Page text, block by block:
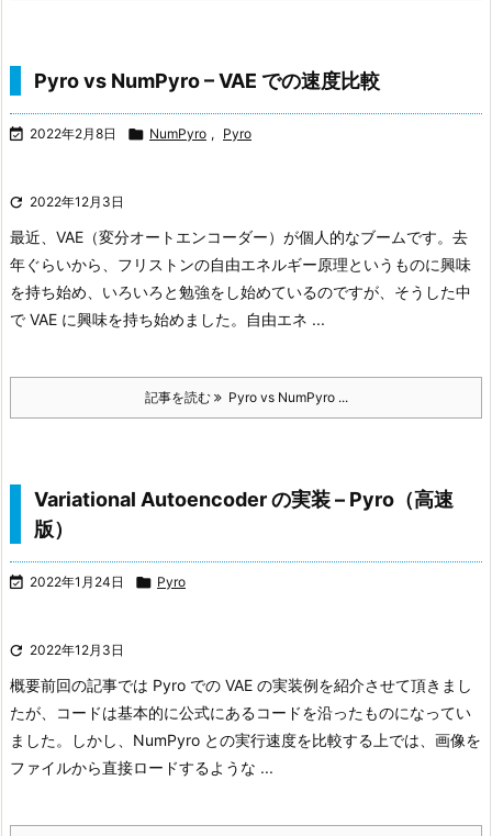
Pyro vs NumPyro – VAE での速度比較
 2022年2月8日  NumPyro , Pyro
 2022年12月3日
最近、VAE（変分オートエンコーダー）が個人的なブームです。去
年ぐらいから、フリストンの自由エネルギー原理というものに興味
を持ち始め、いろいろと勉強をし始めているのですが、そうした中
で VAE に興味を持ち始めました。
自由エネ ...
記事を読む Pyro vs NumPyro ...
Variational Autoencoder の実装 – Pyro（高速
版）
 2022年1月24日  Pyro
 2022年12月3日
概要前回の記事では Pyro での VAE の実装例を紹介させて頂きまし
たが、コードは基本的に公式にあるコードを沿ったものになってい
ました。しかし、NumPyro との実行速度を比較する上では、画像を
ファイルから直接ロードするような ...